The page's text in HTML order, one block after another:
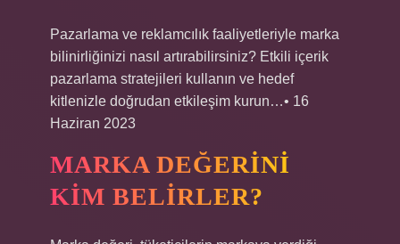
Pazarlama ve reklamcılık faaliyetleriyle marka
bilinirliğinizi nasıl artırabilirsiniz? Etkili içerik
pazarlama stratejileri kullanın ve hedef
kitlenizle doğrudan etkileşim kurun…• 16
Haziran 2023
MARKA DEĞERINI
KIM BELIRLER?